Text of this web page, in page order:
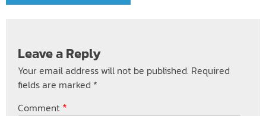
Leave a Reply
Your email address will not be published. Required
fields are marked *
Comment *